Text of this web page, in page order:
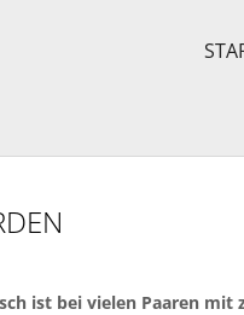
ist bei vielen Paaren mit